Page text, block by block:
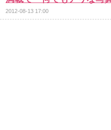
2012-08-13 17:00